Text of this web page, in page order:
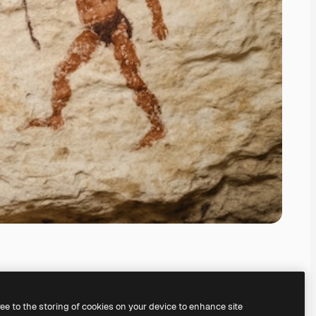
KI-Bildgeneratorerstellen.
to the storing of cookies on your device to enhance site